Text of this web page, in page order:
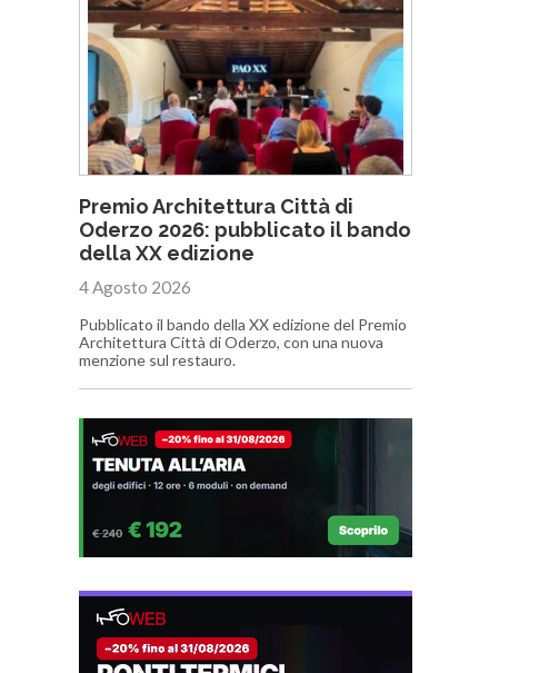
Premio Architettura Città di
Oderzo 2026: pubblicato il bando
della XX edizione
4 Agosto 2026
Pubblicato il bando della XX edizione del Premio
Architettura Città di Oderzo, con una nuova
menzione sul restauro.